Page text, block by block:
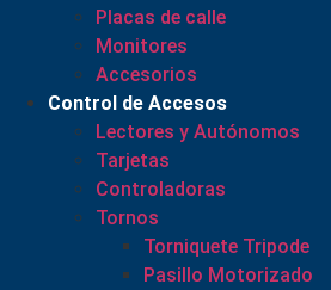
Placas de calle
Monitores
Accesorios
Control de Accesos
Lectores y Autónomos
Tarjetas
Controladoras
Tornos
Torniquete Tripode
Pasillo Motorizado